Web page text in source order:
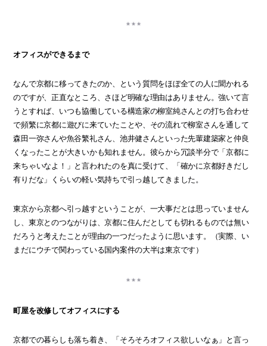
オフィスができるまで
なんで京都に移ってきたのか、という質問をほぼ全ての人に聞かれる
のですが、正直なところ、さほど明確な理由はありません。強いて言
うとすれば、いつも協働している構造家の柳室純さんとの打ち合わせ
で頻繁に京都に遊びに来ていたことや、その流れで柳室さんを通して
森田一弥さんや魚谷繁礼さん、池井健さんといった先輩建築家と仲良
くなったことが大きいかも知れません。彼らから冗談半分で「京都に
来ちゃいなよ！」と言われたのを真に受けて、「確かに京都好きだし
有りだな」くらいの軽い気持ちで引っ越してきました。
東京から京都へ引っ越すということが、一大事だとは思っていません
し、東京とのつながりは、京都に住んだとしても切れるものでは無い
だろうと考えたことが理由の一つだったように思います。（実際、い
まだにウチで関わっている国内案件の大半は東京です）
町屋を改修してオフィスにする
京都での暮らしも落ち着き、「そろそろオフィス欲しいなぁ」と言っ